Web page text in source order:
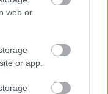
web or
or app.